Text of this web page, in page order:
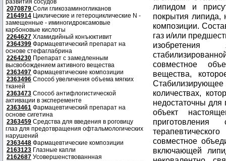
развития сосудов
2070879 Соли гликозаминогликанов
2164914 Циклические и гетероциклические N -
замещенные - иминогидроксамовые
карбоновые кислоты
2264627 Хламидийный конъюктивит
2364399 Фармацевтический препарат на
основе стефаглабрина
2264230 Препарат с замедленным
высвобождением активного вещества
2363497 Фармацевтические композиции
2363496 Способ увеличения объема мягких
тканей
2363473 Способ антифлогистической
активации в эксперементе
2363461 Фармацевтический препарат на
основе сигетина
2363459 Средства для введения в роговицу
глаз для предотвращения офтальмологических
нарушений
2363448 Фармацевтические композиции
2163123 Глазные капли
2162687 Усовершенствованнная
липидом и
покрытия липида,
композиции.
газ и/или
изобретения
совместное
вещества,
количествах,
недостаточны
объект
совместное
включающей